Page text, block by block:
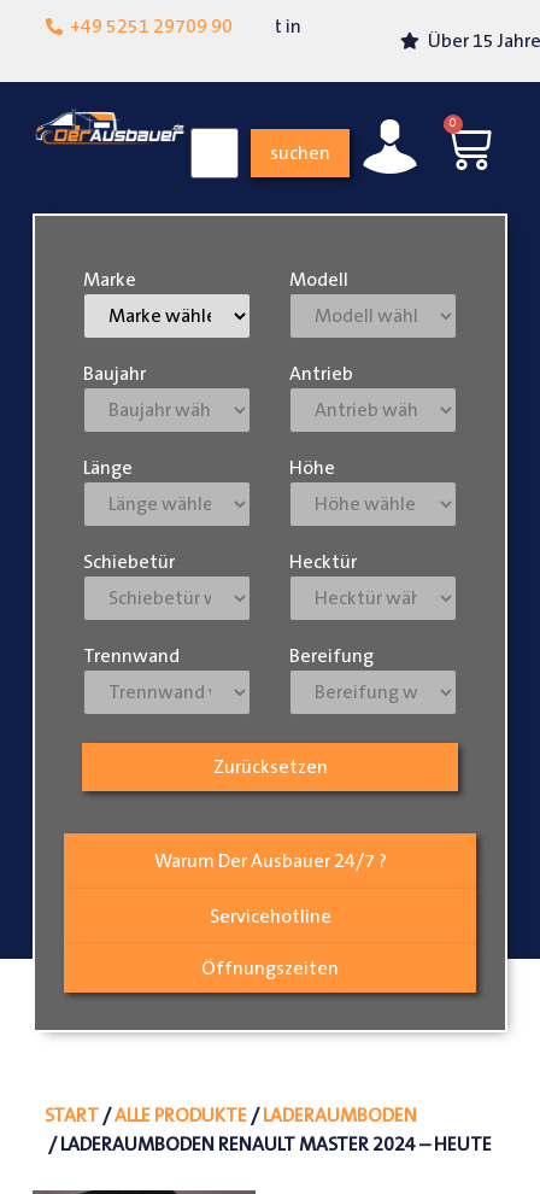
+49 5251 29709 90
Lokalgeschäft in
Über 15 Jahre Erfahrung
suchen
0
Warum Der Ausbauer 24/7 ?
Servicehotline
Öffnungszeiten
Marke Modell
Baujahr Antrieb
Länge Höhe
Schiebetür Hecktür
Trennwand Bereifung
Zurücksetzen
START/ALLE PRODUKTE/LADERAUMBODEN
/ LADERAUMBODEN RENAULT MASTER 2024 – HEUTE